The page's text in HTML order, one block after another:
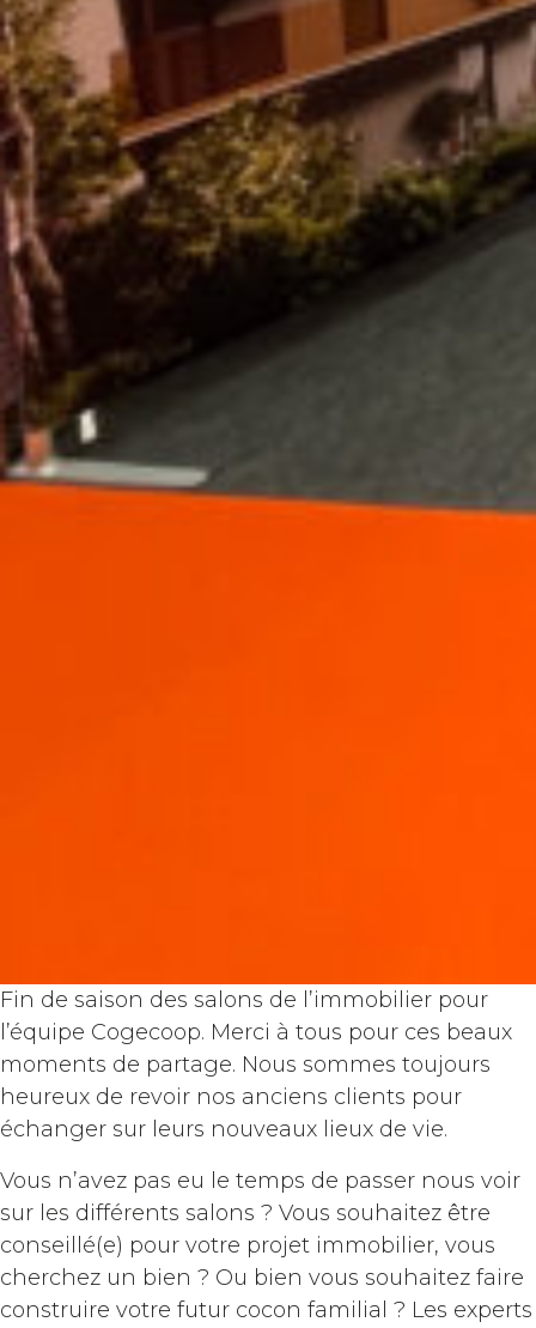
Fin de saison des salons de l’immobilier pour
l’équipe Cogecoop. Merci à tous pour ces beaux
moments de partage. Nous sommes toujours
heureux de revoir nos anciens clients pour
échanger sur leurs nouveaux lieux de vie.
Vous n’avez pas eu le temps de passer nous voir
sur les différents salons ? Vous souhaitez être
conseillé(e) pour votre projet immobilier, vous
cherchez un bien ? Ou bien vous souhaitez faire
construire votre futur cocon familial ? Les experts